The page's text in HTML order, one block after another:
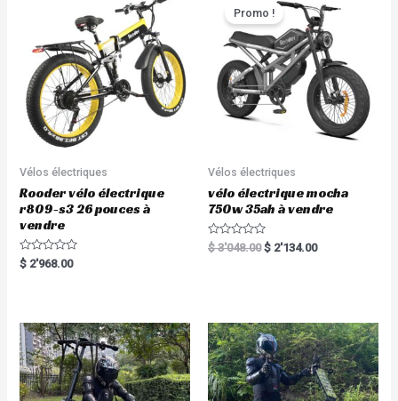
Vélos électriques
Rooder vélo électrique
r809-s3 26 pouces à
vendre
R
a
o
u
t
o
f
5
$ 2'968.00
Promo !
Vélos électriques
vélo électrique mocha
750w 35ah à vendre
R
a
t
o
f
5
$3'048.00 $ 2'134.00